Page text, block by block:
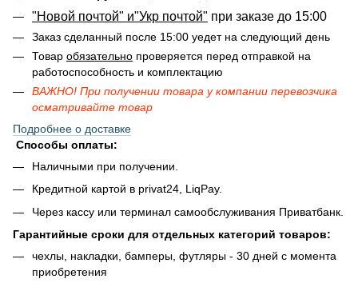
"Новой почтой" и"Укр почтой" при заказе до 15:00
Заказ сделанный после 15:00 уедет на следующий день
Товар обязательно проверяется перед отправкой на
работоспособность и комплектацию
ВАЖНО! При получении товара у компании перевозчика
осматривайте товар
Подробнее о доставке
Способы оплаты:
Наличными при получении.
Кредитной картой в privat24, LiqPay.
Через кассу или терминал самообслуживания Приватбанк.
Гарантийные сроки для отдельных категорий товаров:
чехлы, накладки, бамперы, футляры - 30 дней с момента
приобретения